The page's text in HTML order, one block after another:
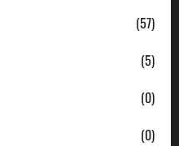
(57)
(5)
(0)
(0)